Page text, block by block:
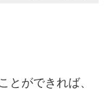
とができれば、